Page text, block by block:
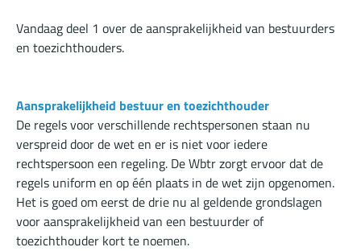
Vandaag deel 1 over de aansprakelijkheid van bestuurders
en toezichthouders.
Aansprakelijkheid bestuur en toezichthouder
De regels voor verschillende rechtspersonen staan nu
verspreid door de wet en er is niet voor iedere
rechtspersoon een regeling. De Wbtr zorgt ervoor dat de
regels uniform en op één plaats in de wet zijn opgenomen.
Het is goed om eerst de drie nu al geldende grondslagen
voor aansprakelijkheid van een bestuurder of
toezichthouder kort te noemen.